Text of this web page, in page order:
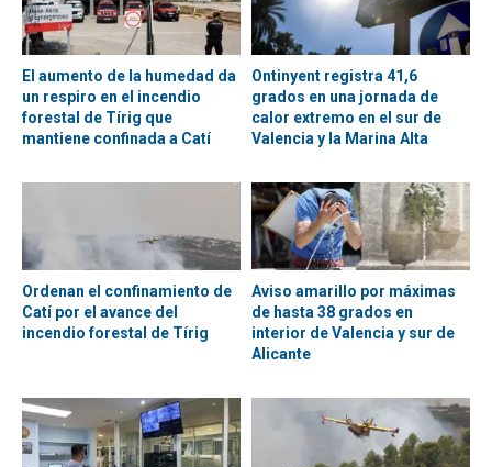
El aumento de la humedad da
un respiro en el incendio
forestal de Tírig que
mantiene confinada a Catí
Ontinyent registra 41,6
grados en una jornada de
calor extremo en el sur de
Valencia y la Marina Alta
Ordenan el confinamiento de
Catí por el avance del
incendio forestal de Tírig
Aviso amarillo por máximas
de hasta 38 grados en
interior de Valencia y sur de
Alicante